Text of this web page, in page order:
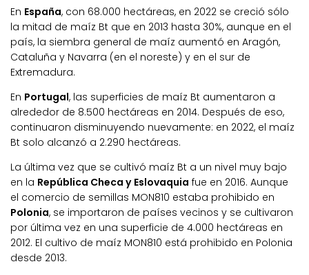
En España, con 68.000 hectáreas, en 2022 se creció sólo
la mitad de maíz Bt que en 2013 hasta 30%, aunque en el
país, la siembra general de maíz aumentó en Aragón,
Cataluña y Navarra (en el noreste) y en el sur de
Extremadura.
En Portugal, las superficies de maíz Bt aumentaron a
alrededor de 8.500 hectáreas en 2014. Después de eso,
continuaron disminuyendo nuevamente: en 2022, el maíz
Bt solo alcanzó a 2.290 hectáreas.
La última vez que se cultivó maíz Bt a un nivel muy bajo
en la República Checa y Eslovaquia fue en 2016. Aunque
el comercio de semillas MON810 estaba prohibido en
Polonia, se importaron de países vecinos y se cultivaron
por última vez en una superficie de 4.000 hectáreas en
2012. El cultivo de maíz MON810 está prohibido en Polonia
desde 2013.